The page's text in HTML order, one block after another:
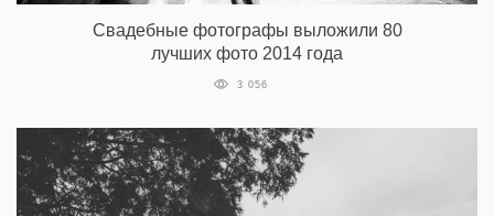
Свадебные фотографы выложили 80
лучших фото 2014 года
3 056